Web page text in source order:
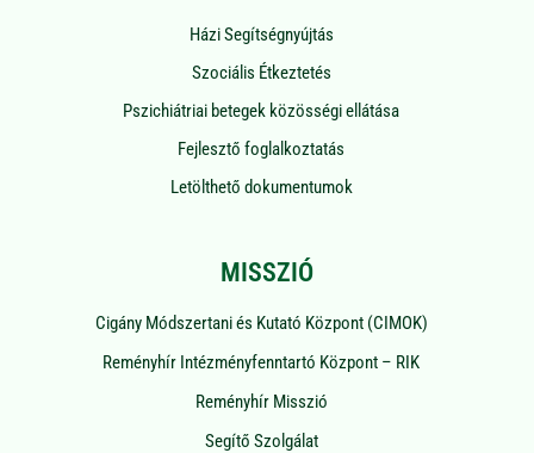
Házi Segítségnyújtás
Szociális Étkeztetés
Pszichiátriai betegek közösségi ellátása
Fejlesztő foglalkoztatás
Letölthető dokumentumok
MISSZIÓ
Cigány Módszertani és Kutató Központ (CIMOK)
Reményhír Intézményfenntartó Központ – RIK
Reményhír Misszió
Segítő Szolgálat